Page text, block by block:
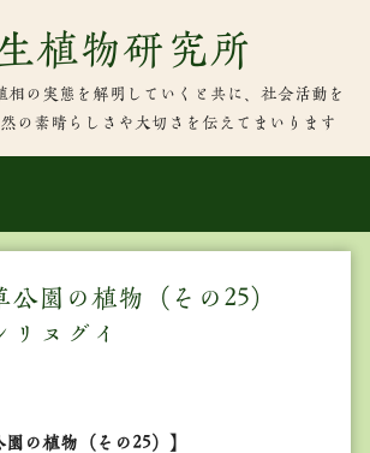
植物研究所
相の実態を解明していくと共に、社会活動を
の素晴らしさや大切さを伝えてまいります
公園の植物（その25）
リヌグイ
園の植物（その25）】